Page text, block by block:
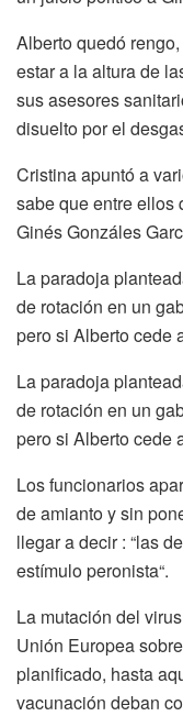
Alberto quedó
estar a la altura de
sus asesores
disuelto por el
Cristina apuntó a
sabe que entre ellos
Ginés Gonzáles
La paradoja
de rotación en un
pero si Alberto cede
La paradoja
de rotación en un
pero si Alberto cede
Los funcionarios
de amianto y sin
llegar a decir : “las
estímulo peronista“.
La mutación del
Unión Europea
planificado, hasta
vacunación deban